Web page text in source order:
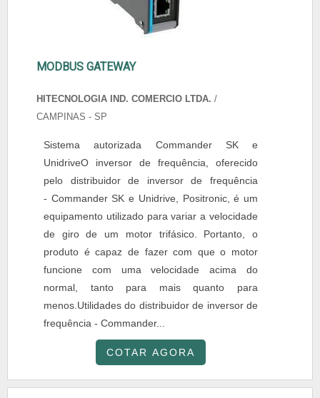
MODBUS GATEWAY
HITECNOLOGIA IND. COMERCIO LTDA. /
CAMPINAS - SP
Sistema autorizada Commander SK e
UnidriveO inversor de frequência, oferecido
pelo distribuidor de inversor de frequência
- Commander SK e Unidrive, Positronic, é um
equipamento utilizado para variar a velocidade
de giro de um motor trifásico. Portanto, o
produto é capaz de fazer com que o motor
funcione com uma velocidade acima do
normal, tanto para mais quanto para
menos.Utilidades do distribuidor de inversor de
frequência - Commander...
COTAR AGORA